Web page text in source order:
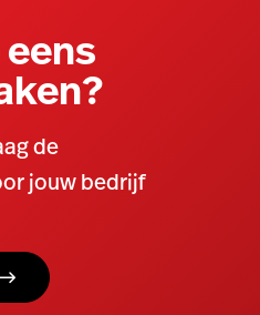
de
jouw bedrijf